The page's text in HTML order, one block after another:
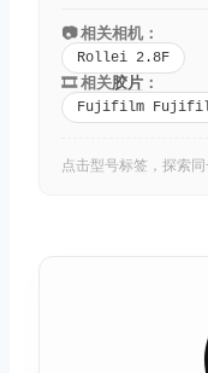
📷 相关相机：
Rollei 2.8F
🎞️ 相关胶片 ：
Fujifilm
点击型号标签，探索